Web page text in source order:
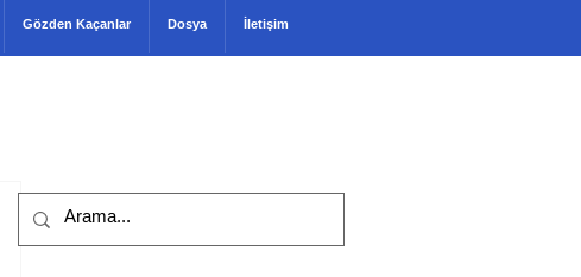
Gözden Kaçanlar Dosya İletişim